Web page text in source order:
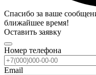
Спасибо за ваше
ближайшее время!
Оставить заявку
Номер телефона
Email